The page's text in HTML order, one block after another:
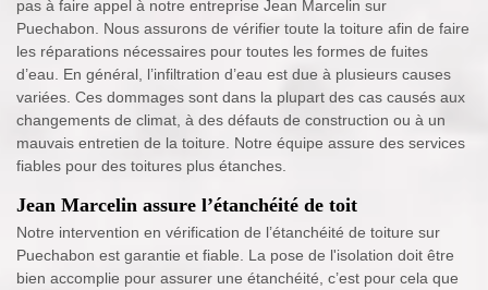
pas à faire appel à notre entreprise Jean Marcelin sur
Puechabon. Nous assurons de vérifier toute la toiture afin de faire
les réparations nécessaires pour toutes les formes de fuites
d’eau. En général, l’infiltration d’eau est due à plusieurs causes
variées. Ces dommages sont dans la plupart des cas causés aux
changements de climat, à des défauts de construction ou à un
mauvais entretien de la toiture. Notre équipe assure des services
fiables pour des toitures plus étanches.
Jean Marcelin assure l’étanchéité de toit
Notre intervention en vérification de l’étanchéité de toiture sur
Puechabon est garantie et fiable. La pose de l'isolation doit être
bien accomplie pour assurer une étanchéité, c’est pour cela que